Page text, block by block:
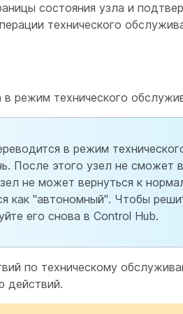
состояния узла и
технического
режим технического
в режим
После этого узел не сможет
не может вернуться к
как "автономный". Чтобы
его снова в Control Hub.
по техническому
действий.